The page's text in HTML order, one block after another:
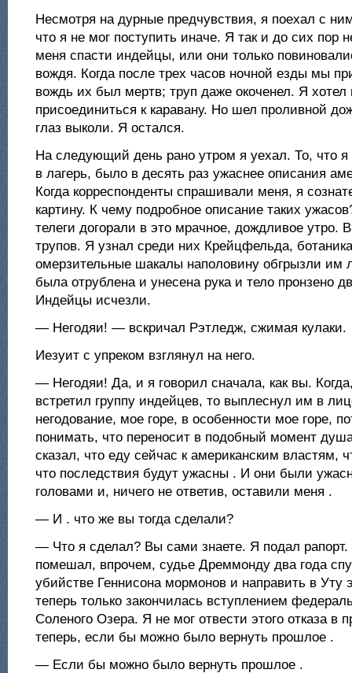
Несмотря на дурные предчувствия, я поехал с
что я не мог поступить иначе. Я так и до сих пор
меня спасти индейцы, или они только
вождя. Когда после трех часов ночной езды мы
вождь их был мертв; труп даже окоченел. Я хотел
присоединиться к каравану. Но шел проливной
глаз выколи. Я остался.
На следующий день рано утром я уехал. То, что
в лагерь, было в десять раз ужаснее описания
Когда корреспонденты спрашивали меня, я
картину. К чему подробное описание таких
телеги догорали в это мрачное, дождливое утро.
трупов. Я узнал среди них Крейцфельда,
омерзительные шакалы наполовину обгрызли им
была отрублена и унесена рука и тело пронзено
Индейцы исчезли.
— Негодяи! — вскричал Рэтледж, сжимая кулаки.
Иезуит с упреком взглянул на него.
— Негодяи! Да, и я говорил сначала, как вы.
встретил группу индейцев, то выплеснул им в
негодование, мое горе, в особенности мое горе,
понимать, что переносит в подобный момент
сказал, что еду сейчас к американским властям,
что последствия будут ужасны . И они были
головами и, ничего не ответив, оставили меня .
— И . что же вы тогда сделали?
— Что я сделал? Вы сами знаете. Я подал рапорт.
помешал, впрочем, судье Дреммонду два года
убийстве Геннисона мормонов и направить в Уту
теперь только закончилась вступлением
Соленого Озера. Я не мог отвести этого отказа в
теперь, если бы можно было вернуть прошлое .
— Если бы можно было вернуть прошлое .